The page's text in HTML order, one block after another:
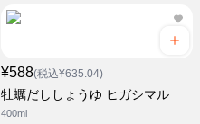
¥588(税込¥635.04)
牡蠣だししょうゆ ヒガシマル
400ml